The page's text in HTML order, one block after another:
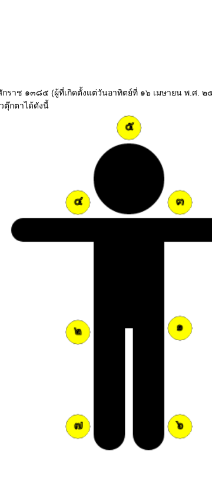
ราช ๑๓๘๕ (ผู้ที่เกิดตั้งแต่วันอาทิตย์ที่ ๑๖ เมษายน พ.ศ.
ตุ๊กตาได้ดังนี้